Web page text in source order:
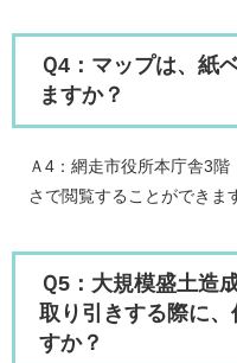
Ｑ4：マップは、紙
ますか？
Ａ4：網走市役所本庁舎3
さで閲覧することができま
Ｑ5：大規模盛土造
取り引きする際に
すか？